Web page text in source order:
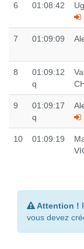
6 01:08:42
7 01:09:09
8
01:09:12
q
9
01:09:17
q
10 01:09:19
Attention !
vous devez